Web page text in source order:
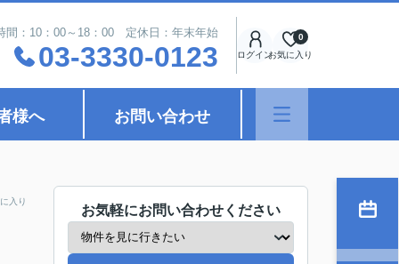
間：10：00～18：00 定休日：年末年始
03-3330-0123 ログインお気に入り
0
様へ お問い合わせ
入り
お気軽にお問い合わせください